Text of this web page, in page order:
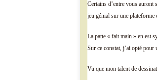
Certains d’entre vous auront
jeu génial sur une plateforme
La patte « fait main » en est
Sur ce constat, j’ai opté
Vu que mon talent de